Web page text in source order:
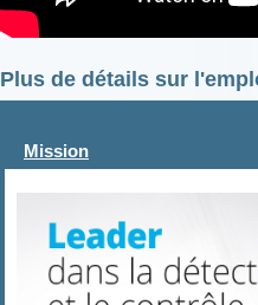
Plus de détails sur
Mission